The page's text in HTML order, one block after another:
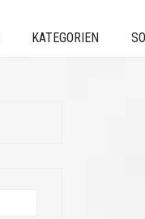
KATEGORIEN